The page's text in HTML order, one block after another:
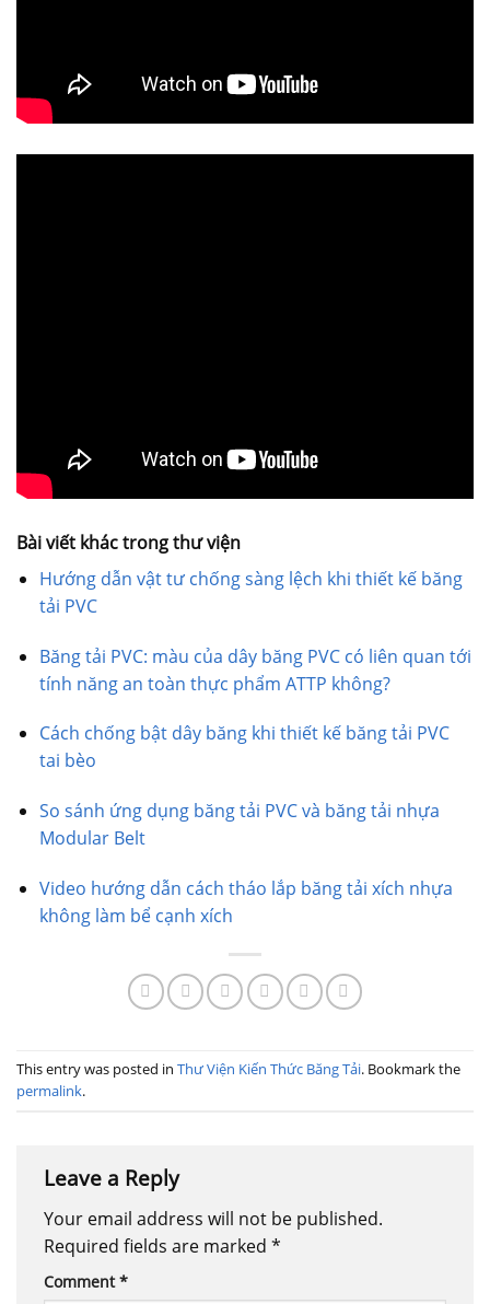
Bài viết khác trong thư viện
Hướng dẫn vật tư chống sàng lệch khi thiết kế băng
tải PVC
Băng tải PVC: màu của dây băng PVC có liên quan tới
tính năng an toàn thực phẩm ATTP không?
Cách chống bật dây băng khi thiết kế băng tải PVC
tai bèo
So sánh ứng dụng băng tải PVC và băng tải nhựa
Modular Belt
Video hướng dẫn cách tháo lắp băng tải xích nhựa
không làm bể cạnh xích
This entry was posted in Thư Viện Kiến Thức Băng Tải. Bookmark the
permalink.
Leave a Reply
Your email address will not be published.
Required fields are marked *
Comment*